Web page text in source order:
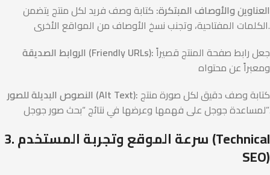
العناوين والأوصاف المبتكرة: كتابة وصف فريد لكل منتج يتضمن
الكلمات المفتاحية، وتجنب نسخ الأوصاف من المواقع الأخرى.
الروابط الصديقة (Friendly URLs):
ومعبراً عن محتواه
النصوص البديلة للصور (Alt Text):
لمساعدة جوجل على فهمها وعرضها في نتائج “بحث صور جوجل”.
3. سرعة الموقع وتجربة المستخدم (Technical
SEO)